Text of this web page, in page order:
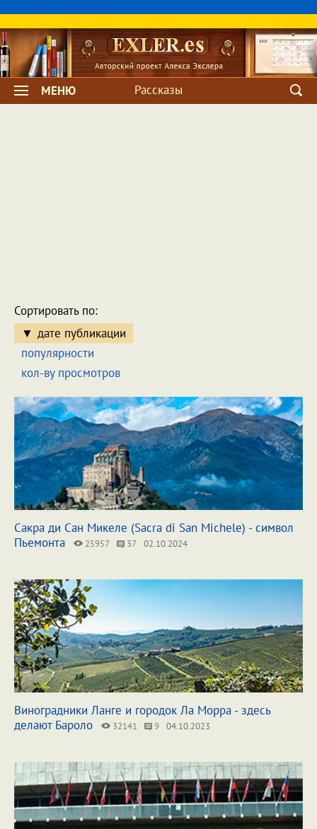
МЕНЮ Рассказы
Сортировать по:
дате публикации
популярности
кол-ву просмотров
Сакра ди Сан Микеле (Sacra di San Michele) - символ
Пьемонта
25957 37 02.10.2024
Виноградники Ланге и городок Ла Морра - здесь
делают Бароло
32141 9 04.10.2023